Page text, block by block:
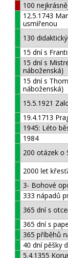
100
12.5.1743
usmířenou
130
15 dní s
15 dní s
náboženská)
15 dní s
náboženská)
15.5.1921
19.4.1713
1945: Léto
1984
200 otázek o
2000 let
3- Bohové
333 nápadů
365 dní s
365 dní s
365 příběhů
40 dní pěšky
5.4.1355